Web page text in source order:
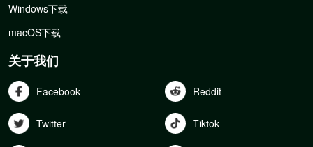
Windows下载
macOS下载
关于我们
Facebook Reddit
Twitter Tiktok